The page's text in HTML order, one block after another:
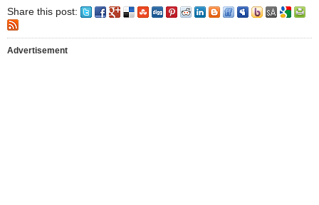
Share this post:
Advertisement